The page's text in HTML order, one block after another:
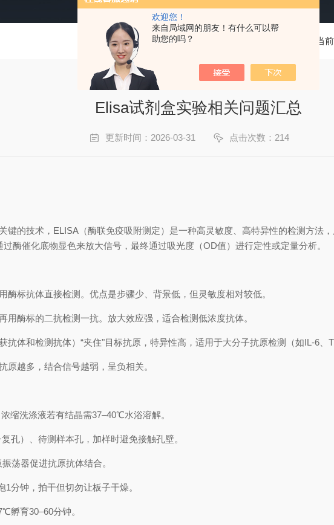
欢迎您！
来自局域网的朋友！有什么可以帮
助您的吗？
当
Elisa试剂盒实验相关问题汇总
更新时间：2026-03-31 点击次数：214
键的技术‌，ELISA（酶联免疫吸附测定）‌是一种高灵敏度、高特异性的检测方法
酶催化底物显色来放大信号，最终通过吸光度（OD值）进行定性或定量分析。
酶标抗体直接检测。优点是步骤少、背景低，但灵敏度相对较低。
用酶标的二抗检测一抗。放大效应强，适合检测低浓度抗体。
体和检测抗体）“夹住"目标抗原，特异性高，适用于大分子抗原检测（如IL-6、
原越多，结合信号越弱，呈负相关。
缩洗涤液若有结晶需37–40℃水浴溶解。
孔）、待测样本孔，加样时避免接触孔壁。
荡器促进抗原抗体结合。
分钟，拍干但‌切勿让板子干燥‌。
孵育30–60分钟。